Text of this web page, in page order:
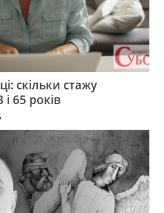
скільки стажу
65 років